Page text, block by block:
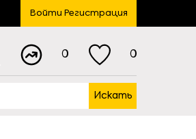
Войти Регистрация
0 0
Искать